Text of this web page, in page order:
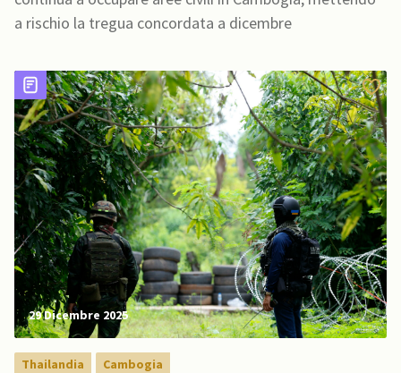
a rischio la tregua concordata a dicembre
29 Dicembre 2025
Thailandia Cambogia